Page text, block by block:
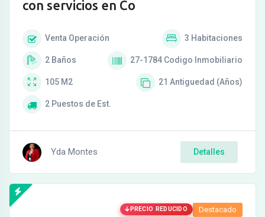
con servicios en Co
Venta Operación 3 Habitaciones
2 Baños 27-1784 Codigo Inmobiliario
105 M2 21 Antiguedad (Años)
2 Puestos de Est.
Yda Montes Detalles
PRECIO REDUCIDO Destacado